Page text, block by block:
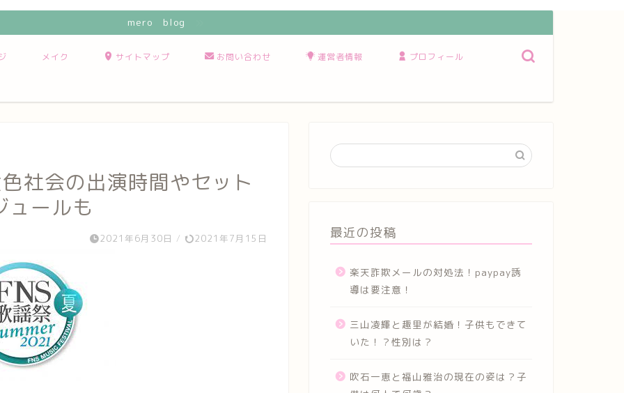
mero blog
メイク サイトマップ お問い合わせ 運営者情報 プロフィール
社会の出演時間やセット
ュールも
2021年6月30日 / 2021年7月15日 最近の投稿
楽天詐欺メールの対処法！paypay誘
導は要注意！
三山凌輝と趣里が結婚！子供もできて
いた！？性別は？
吹石一恵と福山雅治の現在の姿は？子